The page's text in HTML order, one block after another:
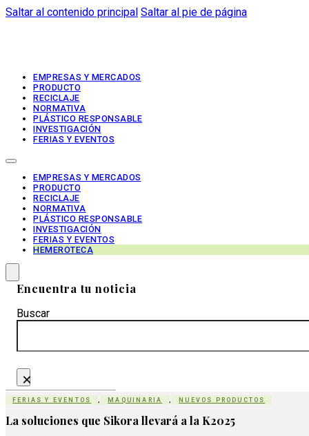
Saltar al contenido principal Saltar al pie de página
EMPRESAS Y MERCADOS
PRODUCTO
RECICLAJE
NORMATIVA
PLÁSTICO RESPONSABLE
INVESTIGACIÓN
FERIAS Y EVENTOS
EMPRESAS Y MERCADOS
PRODUCTO
RECICLAJE
NORMATIVA
PLÁSTICO RESPONSABLE
INVESTIGACIÓN
FERIAS Y EVENTOS
HEMEROTECA
Encuentra tu noticia
Buscar
×
FERIAS Y EVENTOS , MAQUINARIA , NUEVOS PRODUCTOS
La soluciones que Sikora llevará a la K2025